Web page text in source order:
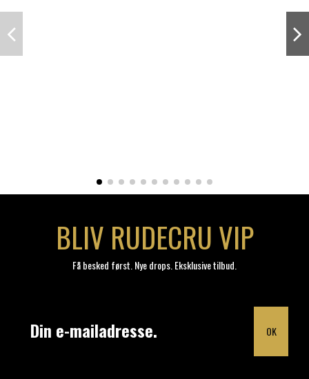
BLIV RUDECRU VIP
Få besked først. Nye drops. Eksklusive tilbud.